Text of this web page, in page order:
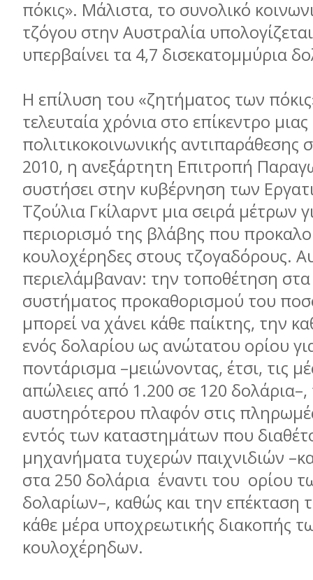
πόκις». Μάλιστα, το συνολικό
τζόγου στην Αυστραλία
υπερβαίνει τα 4,7 δισεκατοµµύρια
Η επίλυση του «ζητήµατος των
τελευταία χρόνια στο επίκεντρο
πολιτικοκοινωνικής
2010, η ανεξάρτητη Επιτροπή
συστήσει στην κυβέρνηση των
Τζούλια Γκίλαρντ µια σειρά µέτρων
περιορισµό της βλάβης που
κουλοχέρηδες στους τζογαδόρους.
περιελάµβαναν: την τοποθέτηση στα
συστήµατος προκαθορισµού του
µπορεί να χάνει κάθε παίκτης, την
ενός δολαρίου ως ανώτατου ορίου
ποντάρισµα –µειώνοντας, έτσι, τις
απώλειες από 1.200 σε 120
αυστηρότερου πλαφόν στις
εντός των καταστηµάτων που
µηχανήµατα τυχερών παιχνιδιών
στα 250 δολάρια έναντι του ορίου
δολαρίων–, καθώς και την επέκταση
κάθε µέρα υποχρεωτικής διακοπής
κουλοχέρηδων.